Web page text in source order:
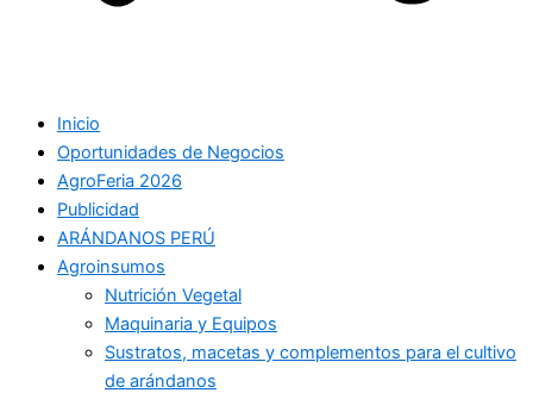
Inicio
Oportunidades de Negocios
AgroFeria 2026
Publicidad
ARÁNDANOS PERÚ
Agroinsumos
Nutrición Vegetal
Maquinaria y Equipos
Sustratos, macetas y complementos para el cultivo
de arándanos